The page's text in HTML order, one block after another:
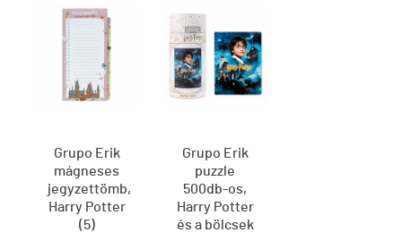
Grupo Erik
mágneses
jegyzettömb,
Harry Potter
(5)
Grupo Erik
puzzle
500db-os,
Harry Potter
és a bölcsek